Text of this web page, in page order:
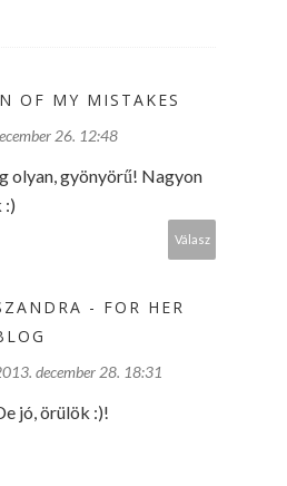
OF MY MISTAKES
26. 12:48
olyan, gyönyörű! Nagyon
:)
Válasz
- FOR HER
december 28. 18:31
jó, örülök :)!